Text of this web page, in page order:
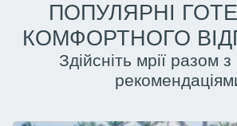
ПОПУЛЯРНІ
КОМФОРТНОГО
Здійсніть мрії разом